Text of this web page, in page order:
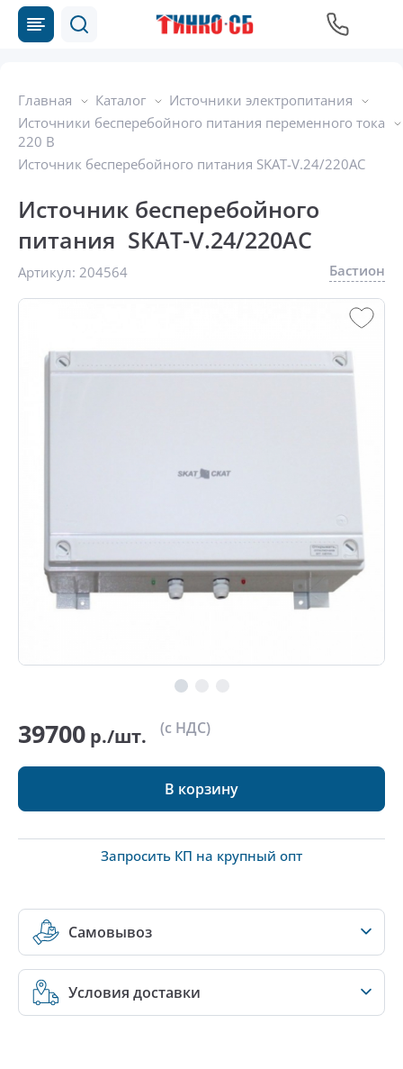
Главная Каталог
Источники электропитания
Источники бесперебойного питания переменного тока
220 В
Источник бесперебойного питания SKAT-V.24/220AC
Источник бесперебойного
питания SKAT-V.24/220AC
Артикул: 204564 Бастион
39700 р./шт. (с НДС)
В корзину
Запросить КП на крупный опт
Самовывоз
Условия доставки